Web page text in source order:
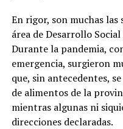
En rigor, son muchas las
área de Desarrollo
Durante la pandemia,
emergencia, surgieron
que, sin antecedentes,
de alimentos de la
mientras algunas ni
direcciones declaradas.